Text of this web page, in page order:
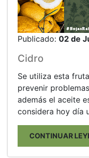
Publicado: 02 de
Cidro
Se utiliza esta
prevenir
además el aceite
considera hoy día
CONTINUAR